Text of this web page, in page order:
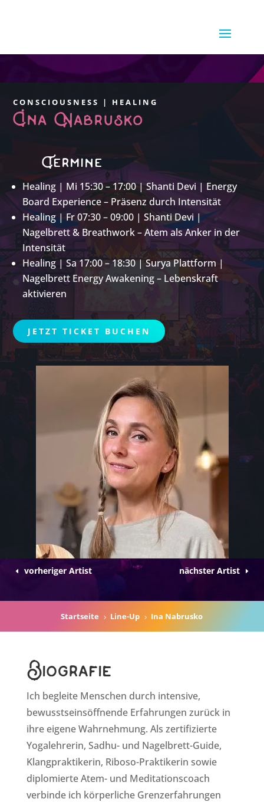
CONSCIOUSNESS | HEALING
Ina Nabrusko
Termine
Healing | Mi 15:30 – 17:00 | Shanti Devi | Energy
Board Experience – Präsenz durch Intensität
Healing | Fr 07:30 – 09:00 | Shanti Devi |
Nagelbrett & Breathwork – Atem als Anker in der
Intensität
Healing | Sa 17:00 – 18:30 | Surya Plattform |
Nagelbrett Energy Awakening – Lebenskraft
aktivieren
JETZT TICKET BUCHEN
vorheriger Artist nächster Artist
Startseite 5 Line-Up 5 Ina Nabrusko
Biografie
Ich begleite Menschen durch intensive,
bewusstseinsöffnende Erfahrungen zurück in
ihre eigene Wahrnehmung. Als zertifizierte
Yogalehrerin, Sadhu- und Nagelbrett-Guide,
Klangpraktikerin, Riboso-Praktikerin sowie
diplomierte Atem- und Meditationscoach
verbinde ich körperliche Grenzerfahrungen